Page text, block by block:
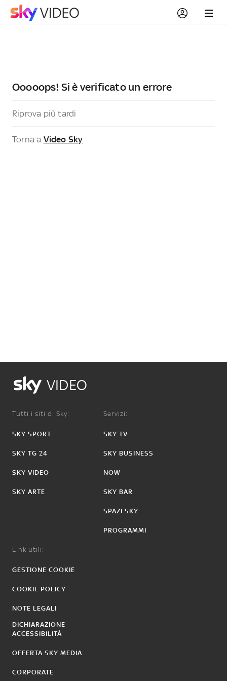
Ooooops! Si è verificato un errore
Riprova più tardi
Torna a Video Sky
VIDEO
Tutti i siti di Sky:
SKY SPORT
SKY TG 24
SKY VIDEO
SKY ARTE
Servizi:
SKY TV
SKY BUSINESS
NOW
SKY BAR
SPAZI SKY
PROGRAMMI
Link utili:
GESTIONE COOKIE
COOKIE POLICY
NOTE LEGALI
DICHIARAZIONE
ACCESSIBILITÀ
OFFERTA SKY MEDIA
CORPORATE